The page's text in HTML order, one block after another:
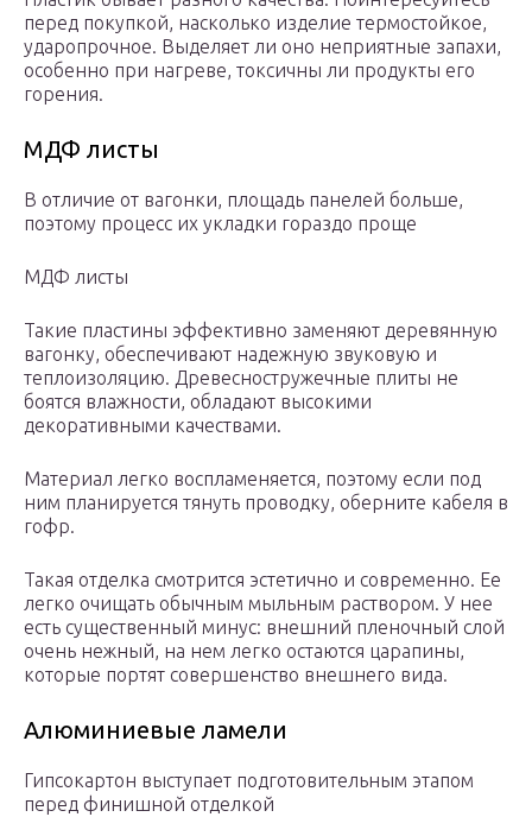
перед покупкой, насколько изделие термостойкое,
ударопрочное. Выделяет ли оно неприятные запахи,
особенно при нагреве, токсичны ли продукты его
горения.
МДФ листы
В отличие от вагонки, площадь панелей больше,
поэтому процесс их укладки гораздо проще
МДФ листы
Такие пластины эффективно заменяют деревянную
вагонку, обеспечивают надежную звуковую и
теплоизоляцию. Древесностружечные плиты не
боятся влажности, обладают высокими
декоративными качествами.
Материал легко воспламеняется, поэтому если под
ним планируется тянуть проводку, оберните кабеля в
гофр.
Такая отделка смотрится эстетично и современно. Ее
легко очищать обычным мыльным раствором. У нее
есть существенный минус: внешний пленочный слой
очень нежный, на нем легко остаются царапины,
которые портят совершенство внешнего вида.
Алюминиевые ламели
Гипсокартон выступает подготовительным этапом
перед финишной отделкой